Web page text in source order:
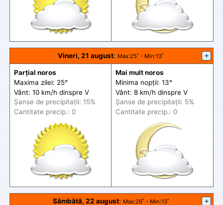
Vineri, 21 august: Max:25˚ - Min:13˚ +
Parțial noros
Maxima zilei: 25°
Vânt: 10 km/h dinspre V
Șanse de precipitații: 15%
Cantitate precip.: 0
Mai mult noros
Minima nopții: 13°
Vânt: 8 km/h dinspre V
Șanse de precipitații: 5%
Cantitate precip.: 0
Sâmbătă, 22 august: Max:26˚ - Min:13˚ +